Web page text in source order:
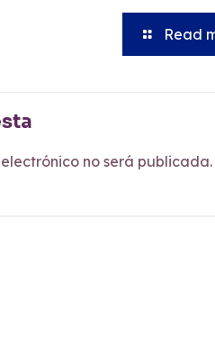
Read
no será publicada.